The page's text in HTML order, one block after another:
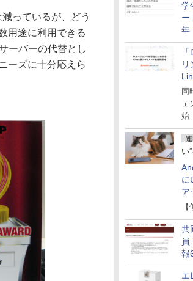
学
ー
年
エ
同
ェ
始
い
に
ア
共
員
報
性
エ
っているが、どう
用途に利用できる
ーバーの代替とし
ーズに十分応えら